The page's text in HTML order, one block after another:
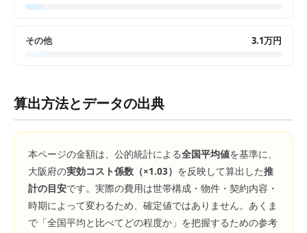
その他 3.1万円
算出方法とデータの出典
本ページの金額は、公的統計による全国平均値を基準に、
大阪府の実効コスト係数（×1.03） を反映して算出した推
計の目安です。実際の費用は世帯構成・物件・契約内容・
時期によって変わるため、確定値ではありません。あくま
で「全国平均と比べてどの程度か」を把握するための参考